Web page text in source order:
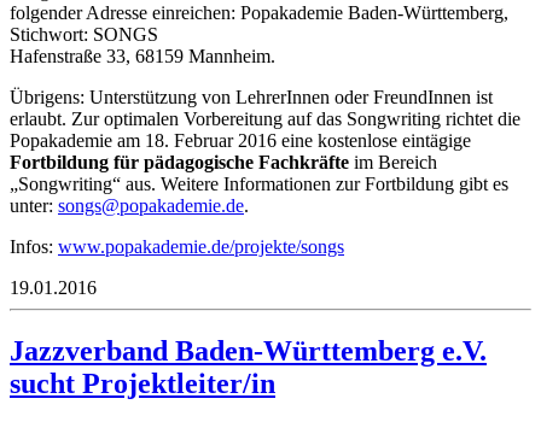
folgender Adresse einreichen: Popakademie Baden-Württemberg,
Stichwort: SONGS
Hafenstraße 33, 68159 Mannheim.
Übrigens: Unterstützung von LehrerInnen oder FreundInnen ist
erlaubt. Zur optimalen Vorbereitung auf das Songwriting richtet die
Popakademie am 18. Februar 2016 eine kostenlose eintägige
Fortbildung für pädagogische Fachkräfte im Bereich
„Songwriting“ aus. Weitere Informationen zur Fortbildung gibt es
unter:
ed.ei
medak
apop@
sgnos
.
Infos: www.popakademie.de/projekte/songs
19.01.2016
Jazzverband Baden-Württemberg e.V.
sucht Projektleiter/in